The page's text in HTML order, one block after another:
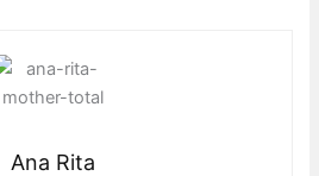
Ana Rita